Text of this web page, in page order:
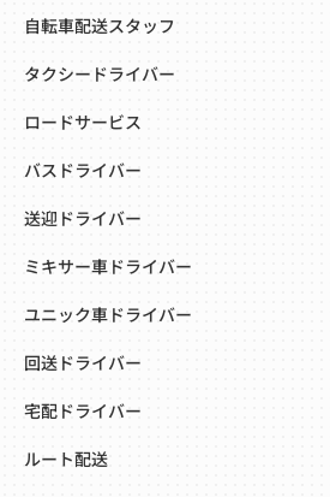
自転車配送スタッフ
タクシードライバー
ロードサービス
バスドライバー
送迎ドライバー
ミキサー車ドライバー
ユニック車ドライバー
回送ドライバー
宅配ドライバー
ルート配送